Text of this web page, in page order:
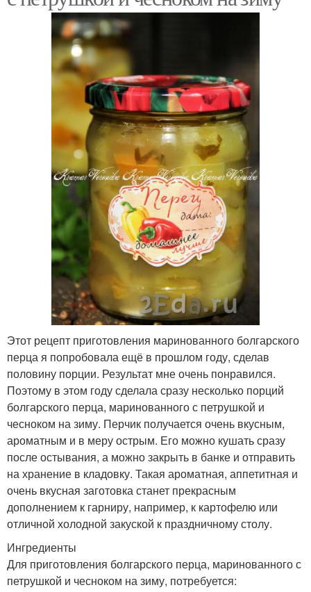
Этот рецепт приготовления маринованного болгарского
перца я попробовала ещё в прошлом году, сделав
половину порции. Результат мне очень понравился.
Поэтому в этом году сделала сразу несколько порций
болгарского перца, маринованного с петрушкой и
чесноком на зиму. Перчик получается очень вкусным,
ароматным и в меру острым. Его можно кушать сразу
после остывания, а можно закрыть в банке и отправить
на хранение в кладовку. Такая ароматная, аппетитная и
очень вкусная заготовка станет прекрасным
дополнением к гарниру, например, к картофелю или
отличной холодной закуской к праздничному столу.
Ингредиенты
Для приготовления болгарского перца, маринованного с
петрушкой и чесноком на зиму, потребуется: